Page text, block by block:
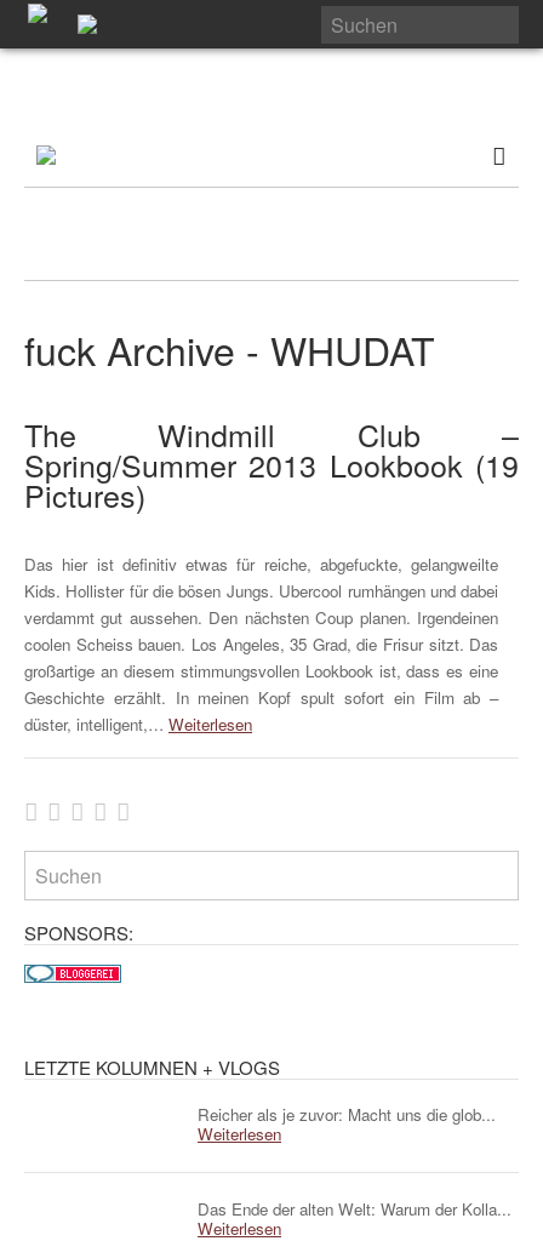
fuck Archive - WHUDAT
The Windmill Club –
Spring/Summer 2013 Lookbook (19
Pictures)
Das hier ist definitiv etwas für reiche, abgefuckte, gelangweilte
Kids. Hollister für die bösen Jungs. Ubercool rumhängen und dabei
verdammt gut aussehen. Den nächsten Coup planen. Irgendeinen
coolen Scheiss bauen. Los Angeles, 35 Grad, die Frisur sitzt. Das
großartige an diesem stimmungsvollen Lookbook ist, dass es eine
Geschichte erzählt. In meinen Kopf spult sofort ein Film ab –
düster, intelligent,… Weiterlesen
SPONSORS:
LETZTE KOLUMNEN + VLOGS
Reicher als je zuvor: Macht uns die glob...
Weiterlesen
Das Ende der alten Welt: Warum der Kolla...
Weiterlesen